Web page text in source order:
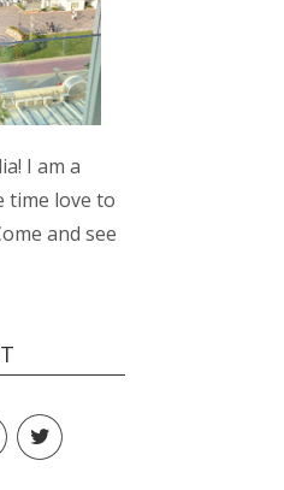
I am a
time love to
and see